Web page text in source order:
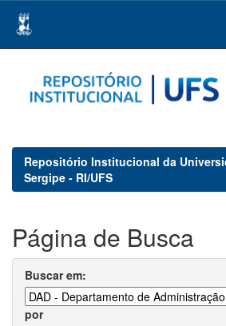
navigation
Repositório Institucional da
Sergipe - RI/UFS
Página de Busca
Buscar em:
por